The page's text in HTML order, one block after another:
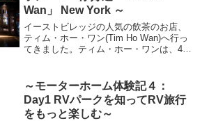
Wan」 New York ～
イーストビレッジの人気の飲茶のお店、
ティム・ホー・ワン(Tim Ho Wan)へ行っ
てきました。ティム・ホー・ワンは、4年
点心師を務めた マク・クァイ・プイ(Mak
...
～モーターホーム体験記４：
Day1 RVパークを知ってRV旅行
をもっと楽しむ～